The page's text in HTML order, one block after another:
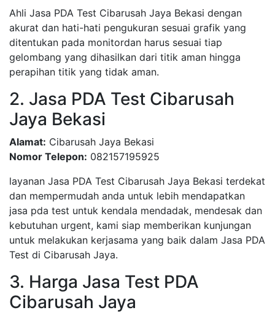
Ahli Jasa PDA Test Cibarusah Jaya Bekasi dengan
akurat dan hati-hati pengukuran sesuai grafik yang
ditentukan pada monitordan harus sesuai tiap
gelombang yang dihasilkan dari titik aman hingga
perapihan titik yang tidak aman.
2. Jasa PDA Test Cibarusah
Jaya Bekasi
Alamat: Cibarusah Jaya Bekasi
Nomor Telepon: 082157195925
layanan Jasa PDA Test Cibarusah Jaya Bekasi terdekat
dan mempermudah anda untuk lebih mendapatkan
jasa pda test untuk kendala mendadak, mendesak dan
kebutuhan urgent, kami siap memberikan kunjungan
untuk melakukan kerjasama yang baik dalam Jasa PDA
Test di Cibarusah Jaya.
3. Harga Jasa Test PDA
Cibarusah Jaya